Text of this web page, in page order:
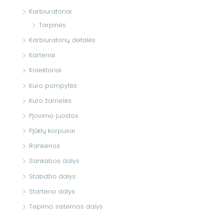
Karbiuratoriai
Tarpinės
Karbiuratorių detalės
Karteriai
Kolektoriai
Kuro pompytės
Kuro žarnelės
Pjovimo juostos
Pjūklų korpusai
Rankenos
Sankabos dalys
Stabdžio dalys
Starterio dalys
Tepimo sistemos dalys